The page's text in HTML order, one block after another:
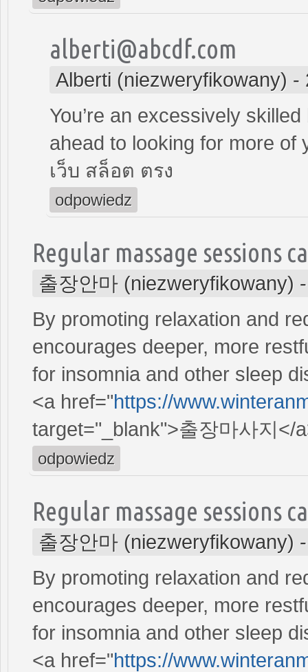
alberti@abcdf.com
Alberti (niezweryfikowany) -
You’re an excessively
ahead to looking for more
เว็บ สล็อต ตรง
odpowiedz
Regular massage sessions
출장안마 (niezweryfikowany)
By promoting relaxation and
encourages deeper, more
for insomnia and other sleep
<a href="https://
target="_blank">출장마사지</
odpowiedz
Regular massage sessions
출장안마 (niezweryfikowany)
By promoting relaxation and
encourages deeper, more
for insomnia and other sleep
<a href="https://